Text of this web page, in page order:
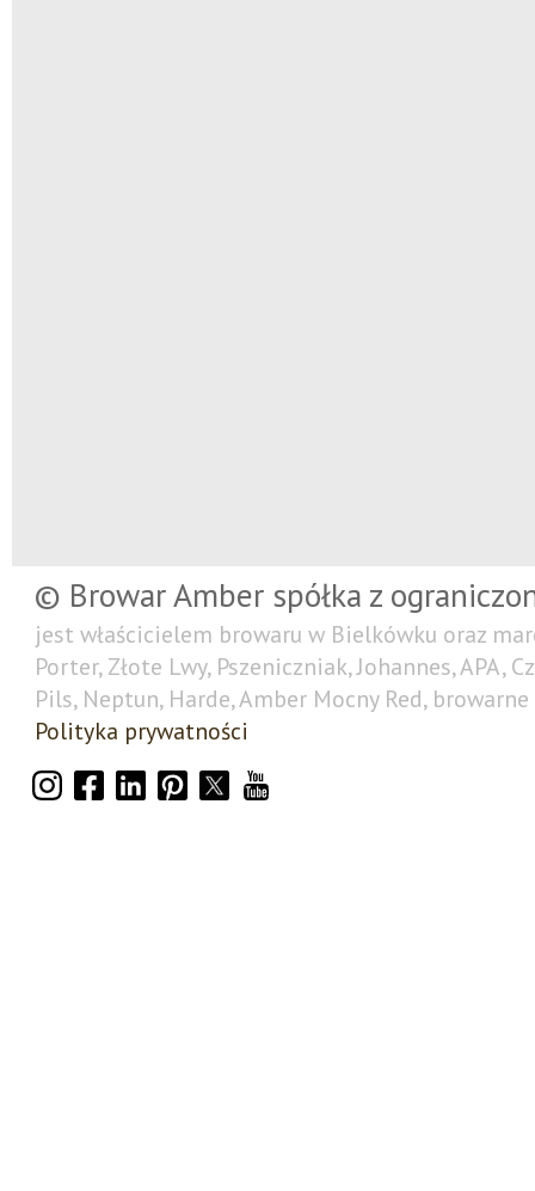
© Browar Amber spółka z
jest właścicielem browaru w Bielkówku oraz
Porter, Złote Lwy, Pszeniczniak, Johannes, APA,
Pils, Neptun, Harde, Amber Mocny Red,
Polityka prywatności